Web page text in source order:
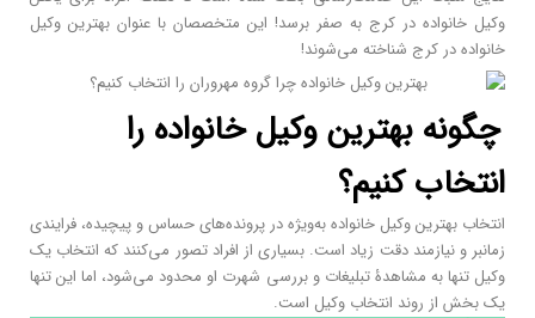
وکیل خانواده در کرج به صفر برسد! این متخصصان با عنوان بهترین وکیل
خانواده در کرج شناخته می‌شوند!
چگونه بهترین وکیل خانواده را
انتخاب کنیم؟
انتخاب بهترین وکیل خانواده به‌ویژه در پرونده‌های حساس و پیچیده، فرایندی
زمانبر و نیازمند دقت زیاد است. بسیاری از افراد تصور می‌کنند که انتخاب یک
وکیل تنها به مشاهدۀ تبلیغات و بررسی شهرت او محدود می‌شود، اما این تنها
یک بخش از روند انتخاب وکیل است.